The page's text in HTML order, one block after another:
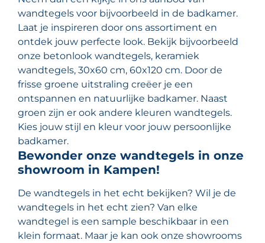
wandtegels voor bijvoorbeeld in de badkamer.
Laat je inspireren door ons assortiment en
ontdek jouw perfecte look. Bekijk bijvoorbeeld
onze betonlook wandtegels, keramiek
wandtegels, 30x60 cm, 60x120 cm. Door de
frisse groene uitstraling creëer je een
ontspannen en natuurlijke badkamer. Naast
groen zijn er ook andere kleuren wandtegels.
Kies jouw stijl en kleur voor jouw persoonlijke
badkamer.
Bewonder onze wandtegels in onze
showroom in Kampen!
De wandtegels in het echt bekijken? Wil je de
wandtegels in het echt zien? Van elke
wandtegel is een sample beschikbaar in een
klein formaat. Maar je kan ook onze showrooms